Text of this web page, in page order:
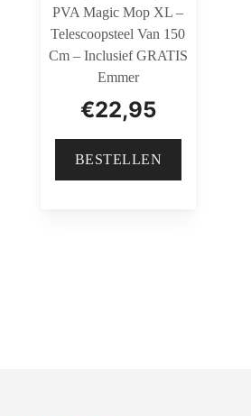
PVA Magic Mop XL –
Telescoopsteel Van 150
Cm – Inclusief GRATIS
Emmer
€22,95
BESTELLEN